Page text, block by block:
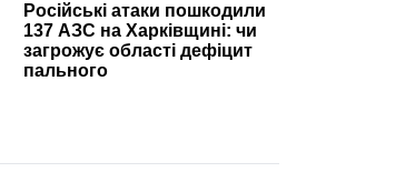
Російські атаки пошкодили
137 АЗС на Харківщині: чи
загрожує області дефіцит
пального